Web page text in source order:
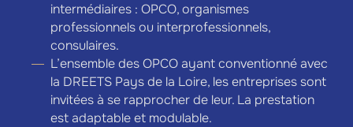
intermédiaires : OPCO, organismes
professionnels ou interprofessionnels,
consulaires.
L’ensemble des OPCO ayant conventionné avec
la DREETS Pays de la Loire, les entreprises sont
invitées à se rapprocher de leur. La prestation
est adaptable et modulable.